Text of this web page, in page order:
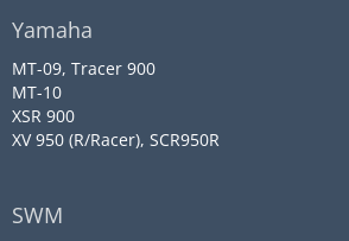
Yamaha
MT-09, Tracer 900
MT-10
XSR 900
XV 950 (R/Racer), SCR950R
SWM